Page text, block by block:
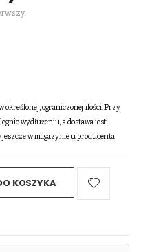
określonej, ograniczonej ilości. Przy
wydłużeniu, a dostawa jest
w magazynie u producenta
KOSZYKA